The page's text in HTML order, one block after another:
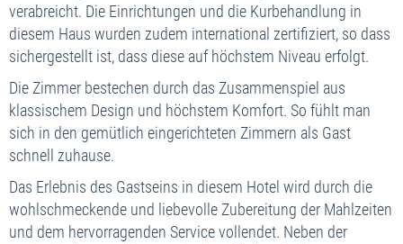
verabreicht. Die Einrichtungen und die Kurbehandlung in
diesem Haus wurden zudem international zertifiziert, so dass
sichergestellt ist, dass diese auf höchstem Niveau erfolgt.
Die Zimmer bestechen durch das Zusammenspiel aus
klassischem Design und höchstem Komfort. So fühlt man
sich in den gemütlich eingerichteten Zimmern als Gast
schnell zuhause.
Das Erlebnis des Gastseins in diesem Hotel wird durch die
wohlschmeckende und liebevolle Zubereitung der Mahlzeiten
und dem hervorragenden Service vollendet. Neben der